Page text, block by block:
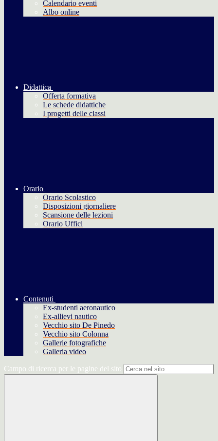
Calendario eventi
Albo online
Didattica
Offerta formativa
Le schede didattiche
I progetti delle classi
Orario
Orario Scolastico
Disposizioni giornaliere
Scansione delle lezioni
Orario Uffici
Contenuti
Ex-studenti aeronautico
Ex-allievi nautico
Vecchio sito De Pinedo
Vecchio sito Colonna
Gallerie fotografiche
Galleria video
Campo di ricerca per le pagine del sito